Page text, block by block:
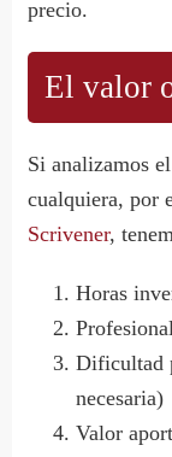
precio.
El valor
Si analizamos
cualquiera, por
Scrivener,
Horas
Dificultad
necesaria)
Valor